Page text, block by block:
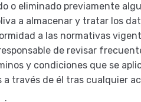
o eliminado previamente
a almacenar y tratar los
a las normativas
de revisar
y condiciones que se
a través de él tras cualquier